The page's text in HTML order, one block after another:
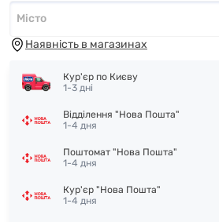
Місто*
Місто
Наявність в магазинах
Кур'єр по Києву
1-3 дні
Відділення "Нова Пошта"
1-4 дня
Поштомат "Нова Пошта"
1-4 дня
Кур'єр "Нова Пошта"
1-4 дня